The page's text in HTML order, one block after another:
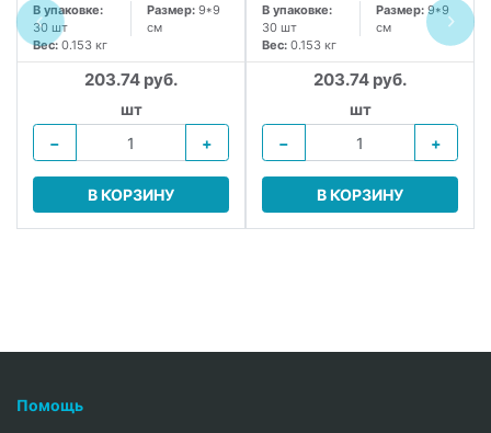
В упаковке:
30 шт
Размер: 9*9
см
Вес: 0.153 кг
203.74 руб.
шт
−
+
В КОРЗИНУ
В упаковке:
30 шт
Размер: 9*9
см
Вес: 0.153 кг
203.74 руб.
шт
−
+
В КОРЗИНУ
Помощь